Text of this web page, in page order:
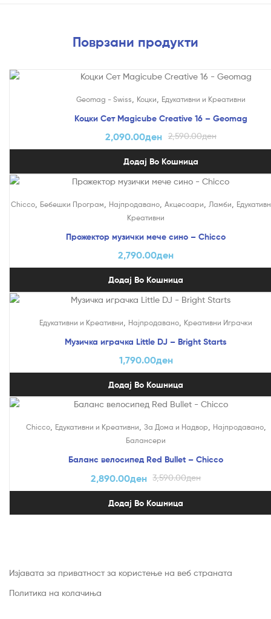
Поврзани продукти
Geomag - Swiss Коцки Едукативни и Креативни
Коцки Сет Magicube Creative 16 – Geomag
2,590.00ден
2,090.00ден
Додај Во Кошница
Chicco, Бебешки Програм Најпродавано, Акцесоари Ламби
Креативни
Прожектор музички мече сино – Chicco
2,790.00ден
Додај Во Кошница
Едукативни и Креативни Најпродавано Креативни Играчки
Музичка играчка Little DJ – Bright Starts
1,790.00ден
Додај Во Кошница
Chicco, Едукативни и Креативни, За Дома и Надвор, Најпродавано,
Балансери
Баланс велосипед Red Bullet – Chicco
3,590.00ден
2,890.00ден
Додај Во Кошница
Изјавата за приватност за користење на веб страната
Политика на колачиња